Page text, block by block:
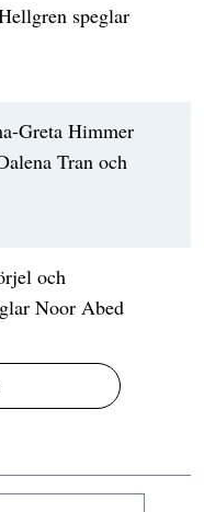
speglar
Greta Himmer
Tran och
och
Noor Abed